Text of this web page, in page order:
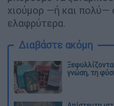
χιούμορ —ή και πολύ—
ελαφρύτερα.
Διαβάστε ακόμη
γνώση, τη